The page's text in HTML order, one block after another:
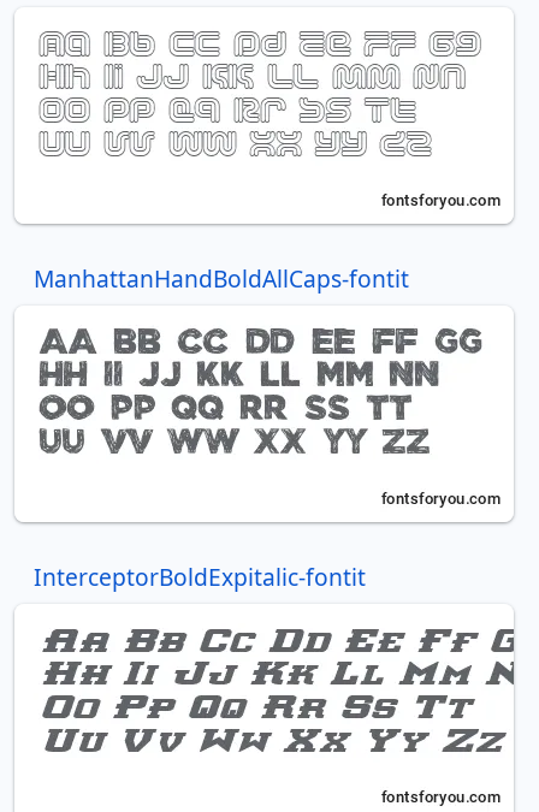
ManhattanHandBoldAllCaps-fontit
InterceptorBoldExpitalic-fontit